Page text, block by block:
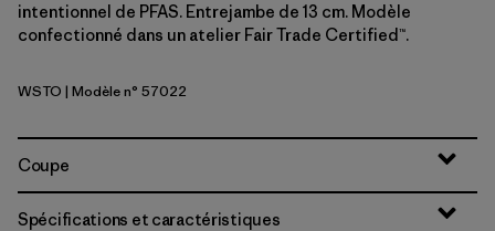
intentionnel de PFAS. Entrejambe de 13 cm. Modèle
confectionné dans un atelier Fair Trade Certified™.
Weathered Stone
WSTO | Modèle n° 57022
Coupe
Spécifications et caractéristiques